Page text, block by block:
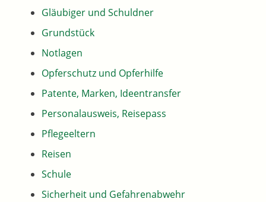
Gläubiger und Schuldner
Grundstück
Notlagen
Opferschutz und Opferhilfe
Patente, Marken, Ideentransfer
Personalausweis, Reisepass
Pflegeeltern
Reisen
Schule
Sicherheit und Gefahrenabwehr